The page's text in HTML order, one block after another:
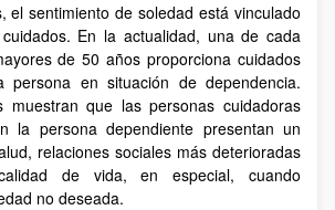
el sentimiento de soledad está vinculado
En la actualidad, una de cada
de 50 años proporciona cuidados
persona en situación de dependencia.
muestran que las personas cuidadoras
la persona dependiente presentan un
relaciones sociales más deterioradas
de vida, en especial, cuando
no deseada.